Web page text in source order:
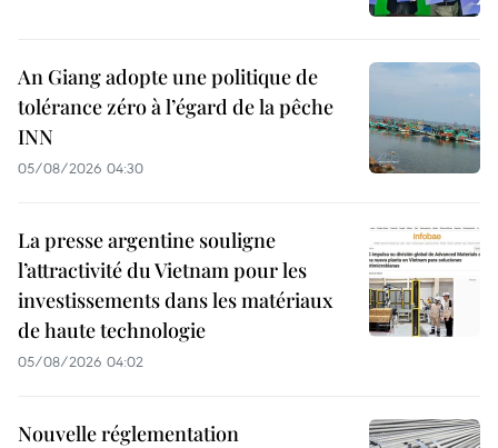
An Giang adopte une politique de
tolérance zéro à l’égard de la pêche
INN
05/08/2026 04:30
La presse argentine souligne
l’attractivité du Vietnam pour les
investissements dans les matériaux
de haute technologie
05/08/2026 04:02
Nouvelle réglementation